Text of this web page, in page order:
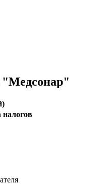
"Медсонар"
налогов